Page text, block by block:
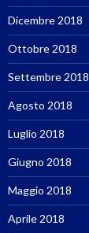
Dicembre 2018
Ottobre 2018
Settembre 2018
Agosto 2018
Luglio 2018
Giugno 2018
Maggio 2018
Aprile 2018